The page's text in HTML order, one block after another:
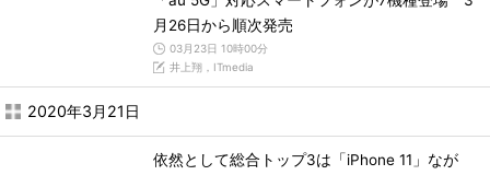
月26日から順次発売
03月23日 10時00分
井上翔，ITmedia
2020年3月21日
依然として総合トップ3は「iPhone 11」なが